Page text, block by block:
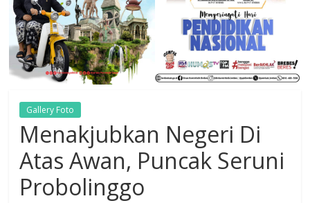
Gallery Foto
Menakjubkan Negeri Di
Atas Awan, Puncak Seruni
Probolinggo